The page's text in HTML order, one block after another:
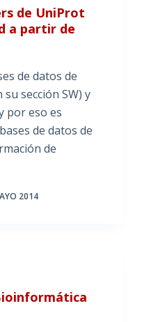
de UniProt
a partir de
de datos de
sección SW) y
por eso es
de datos de
de
2014